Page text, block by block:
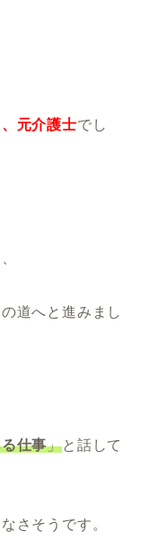
元介護士でし
道へと進みまし
仕事」と話して
さそうです。